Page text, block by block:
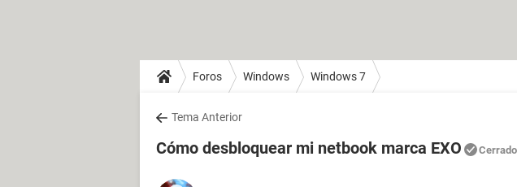
Foros Windows Windows 7
Tema Anterior
Cómo desbloquear mi netbook marca EXO Cerrado